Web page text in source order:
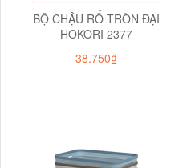
BỘ CHẬU RỔ TRÒN ĐẠI
HOKORI 2377
38.750₫